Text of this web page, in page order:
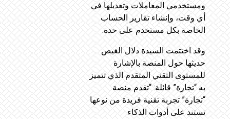
ومستخدمي المعاملات وتعديلها في
أي وقت، وإنشاء تقارير الحساب
الخاصة بكل مستخدم على حدة.
وقد اختتمت السيدة دلال الغيص
حديثها حول المنصة بالإشارة
للمستوى التقني المتقدم الذي تتميز
به “تجارة” قائلة: “تقدم منصة
“تجارة” تجربة تقنية فريدة من نوعها
تستند على أدوات الذكاء